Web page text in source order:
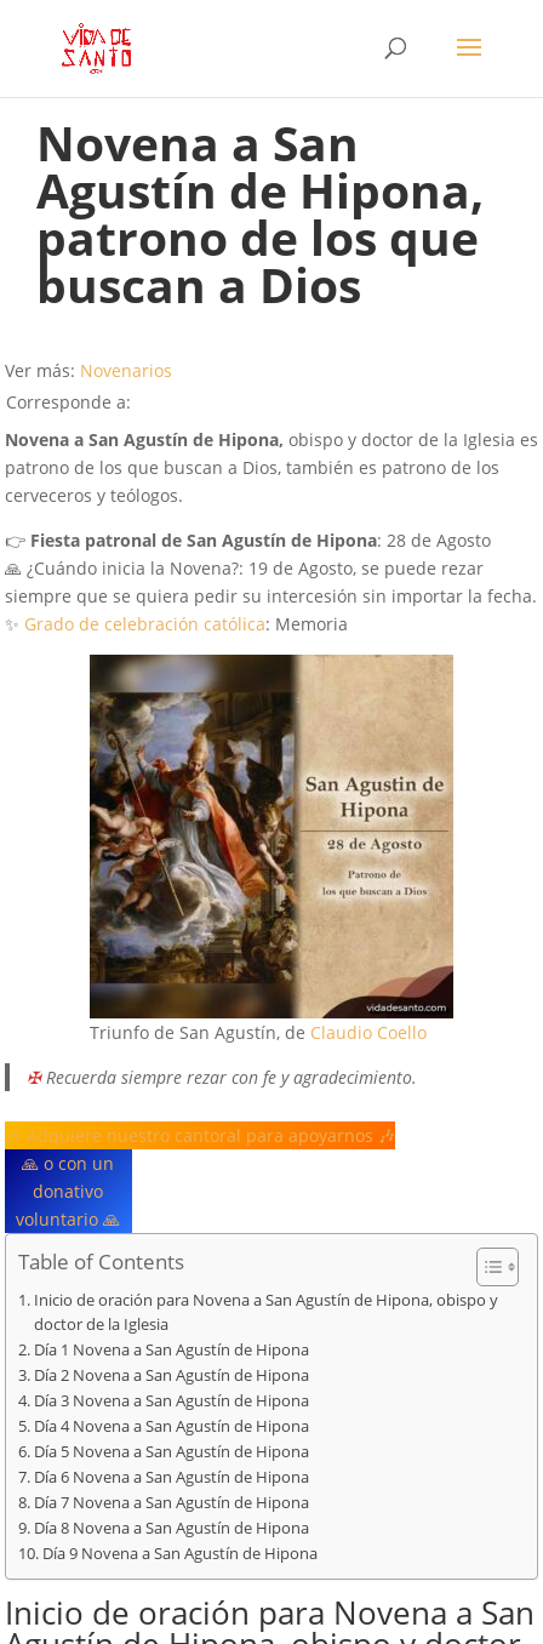
Novena a San
Agustín de Hipona,
patrono de los que
buscan a Dios
Ver más: Novenarios
Corresponde a:
Novena a San Agustín de Hipona, obispo y doctor de la Iglesia es
patrono de los que buscan a Dios, también es patrono de los
cerveceros y teólogos.
👉 Fiesta patronal de San Agustín de Hipona: 28 de Agosto
🙏 ¿Cuándo inicia la Novena?: 19 de Agosto, se puede rezar
siempre que se quiera pedir su intercesión sin importar la fecha.
✨ Grado de celebración católica: Memoria
Triunfo de San Agustín, de Claudio Coello
✠Recuerda siempre rezar con fe y agradecimiento.
🎶 Adquiere nuestro cantoral para apoyarnos 🎶
🙏 o con un
donativo
voluntario 🙏
Table of Contents
Inicio de oración para Novena a San Agustín de Hipona, obispo y
doctor de la Iglesia
Día 1 Novena a San Agustín de Hipona
Día 2 Novena a San Agustín de Hipona
Día 3 Novena a San Agustín de Hipona
Día 4 Novena a San Agustín de Hipona
Día 5 Novena a San Agustín de Hipona
Día 6 Novena a San Agustín de Hipona
Día 7 Novena a San Agustín de Hipona
Día 8 Novena a San Agustín de Hipona
Día 9 Novena a San Agustín de Hipona
Inicio de oración para Novena a San